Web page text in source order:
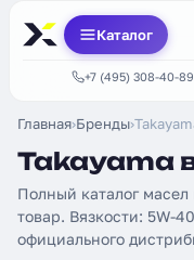
Каталог
+7 (495) 308-40-89
Главная›Бренды›
Takayama
Полный каталог
товар. Вязкости: 5W-
официального